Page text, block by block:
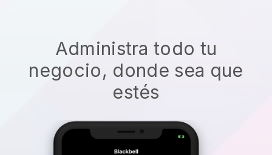
Administra todo tu
negocio, donde sea que
estés